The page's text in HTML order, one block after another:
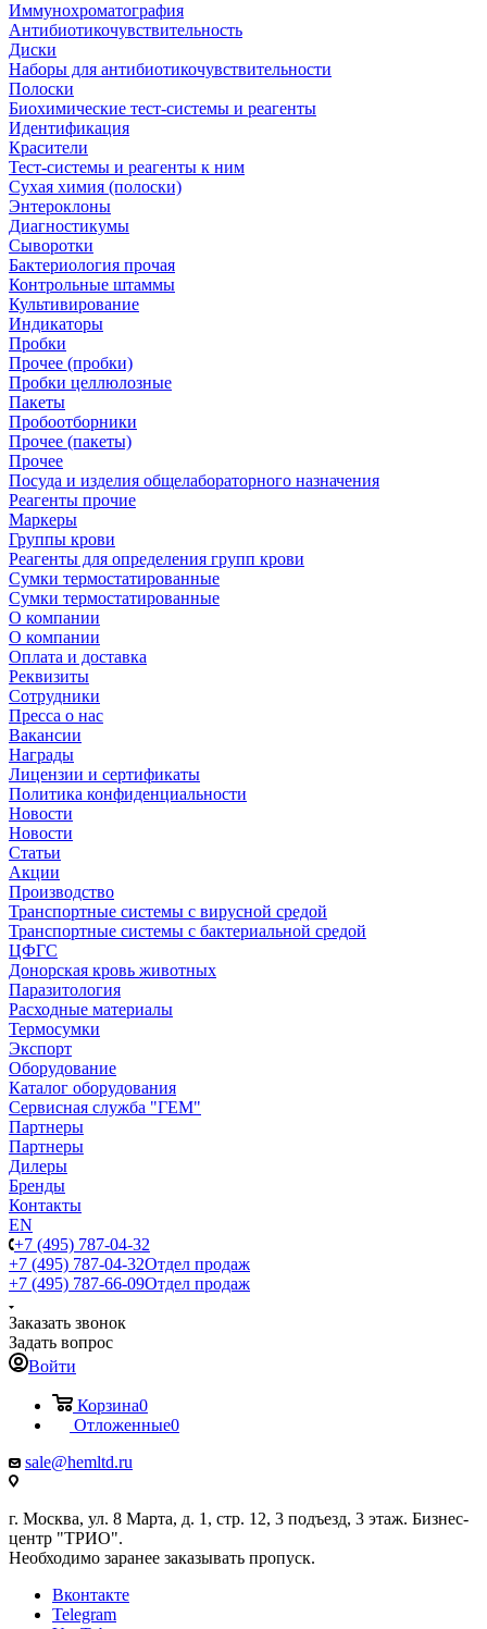
Иммунохроматография
Антибиотикочувствительность
Диски
Наборы для антибиотикочувствительности
Полоски
Биохимические тест-системы и реагенты
Идентификация
Красители
Тест-системы и реагенты к ним
Сухая химия (полоски)
Энтероклоны
Диагностикумы
Сыворотки
Бактериология прочая
Контрольные штаммы
Культивирование
Индикаторы
Пробки
Прочее (пробки)
Пробки целлюлозные
Пакеты
Пробоотборники
Прочее (пакеты)
Прочее
Посуда и изделия общелабораторного назначения
Реагенты прочие
Маркеры
Группы крови
Реагенты для определения групп крови
Сумки термостатированные
Сумки термостатированные
О компании
О компании
Оплата и доставка
Реквизиты
Сотрудники
Пресса о нас
Вакансии
Награды
Лицензии и сертификаты
Политика конфиденциальности
Новости
Новости
Статьи
Акции
Производство
Транспортные системы с вирусной средой
Транспортные системы с бактериальной средой
ЦФГС
Донорская кровь животных
Паразитология
Расходные материалы
Термосумки
Экспорт
Оборудование
Каталог оборудования
Сервисная служба "ГЕМ"
Партнеры
Партнеры
Дилеры
Бренды
Контакты
EN
+7 (495) 787-04-32
+7 (495) 787-04-32Отдел продаж
+7 (495) 787-66-09Отдел продаж
Заказать звонок
Задать вопрос
Войти
Корзина0
Отложенные0
sale@hemltd.ru
г. Москва, ул. 8 Марта, д. 1, стр. 12, 3 подъезд, 3 этаж. Бизнес-
центр "ТРИО".
Необходимо заранее заказывать пропуск.
Вконтакте
Telegram